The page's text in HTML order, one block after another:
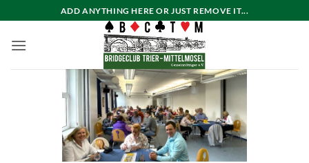
Inhalt
springen
ADD ANYTHING HERE OR JUST REMOVE IT...